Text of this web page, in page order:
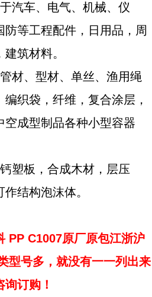
汽车、电气、机械、仪
等工程配件，日用品，周
筑材料。
材、型材、单丝、渔用绳
织袋，纤维，复合涂层，
空成型制品各种小型容器
塑板，合成木材，层压
结构泡沫体。
PP C1007原厂原包江浙沪
型号多，就没有一一列出来
订购！